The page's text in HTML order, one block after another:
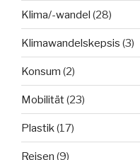
Klima/-wandel (28)
Klimawandelskepsis (3)
Konsum (2)
Mobilität(23)
Plastik(17)
Reisen (9)